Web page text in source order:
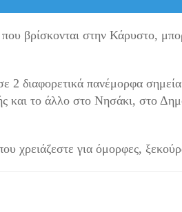
που βρίσκονται στην Κάρυστο,
σε 2 διαφορετικά πανέμορφα
και το άλλο στο Νησάκι, στο
χρειάζεστε για όμορφες,